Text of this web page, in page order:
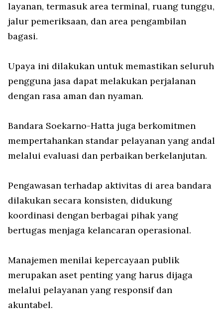
layanan, termasuk area terminal, ruang tunggu,
jalur pemeriksaan, dan area pengambilan
bagasi.
Upaya ini dilakukan untuk memastikan seluruh
pengguna jasa dapat melakukan perjalanan
dengan rasa aman dan nyaman.
Bandara Soekarno-Hatta juga berkomitmen
mempertahankan standar pelayanan yang andal
melalui evaluasi dan perbaikan berkelanjutan.
Pengawasan terhadap aktivitas di area bandara
dilakukan secara konsisten, didukung
koordinasi dengan berbagai pihak yang
bertugas menjaga kelancaran operasional.
Manajemen menilai kepercayaan publik
merupakan aset penting yang harus dijaga
melalui pelayanan yang responsif dan
akuntabel.